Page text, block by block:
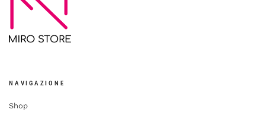
NAVIGAZIONE
Shop